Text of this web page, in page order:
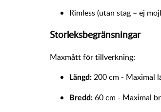
Rimless (utan stag – ej
Storleksbegränsningar
Maxmått för tillverkning:
Längd: 200 cm - Maximal
Bredd: 60 cm - Maximal